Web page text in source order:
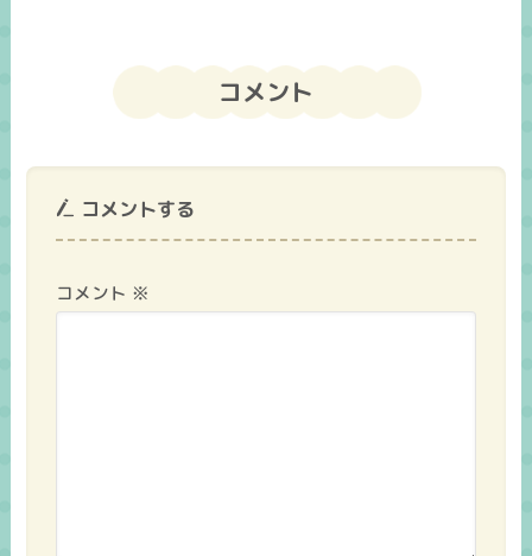
コメント
コメントする
コメント ※